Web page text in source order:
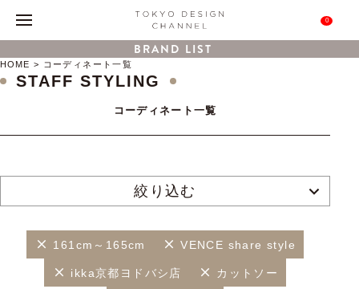
0
BRAND LIST
HOME コーディネート一覧
STAFF STYLING
コーディネート一覧
絞り込む
161cm～165cm VENCE share style
ikka京都ヨドバシ店 カットソー